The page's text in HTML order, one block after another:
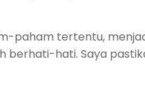
paham tertentu,
berhati-hati. Saya